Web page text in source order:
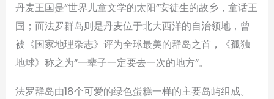
丹麦王国是“世界儿童文学的太阳”安徒生的故乡，童话王
国；而法罗群岛则是丹麦位于北大西洋的自治领地，曾
被《国家地理杂志》评为全球最美的群岛之首，《孤独
地球》称之为“一辈子一定要去一次的地方”。
法罗群岛由18个可爱的绿色蛋糕一样的主要岛屿组成。